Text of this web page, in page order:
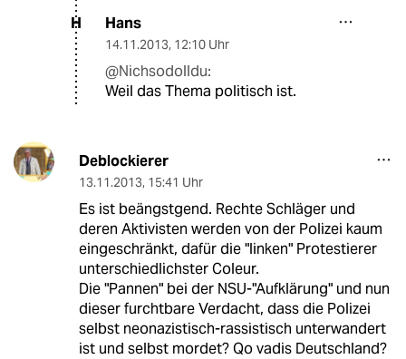
H Hans
14.11.2013, 12:10 Uhr
@Nichsodolldu:
Weil das Thema politisch ist.
Deblockierer
13.11.2013, 15:41 Uhr
Es ist beängstgend. Rechte Schläger und
deren Aktivisten werden von der Polizei kaum
eingeschränkt, dafür die "linken" Protestierer
unterschiedlichster Coleur.
Die "Pannen" bei der NSU-"Aufklärung" und nun
dieser furchtbare Verdacht, dass die Polizei
selbst neonazistisch-rassistisch unterwandert
ist und selbst mordet? Qo vadis Deutschland?